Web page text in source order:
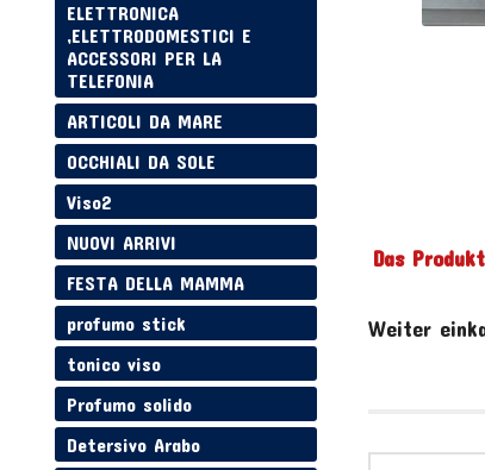
Das
Weiter
ELETTRONICA
,ELETTRODOMESTICI E
ACCESSORI PER LA
TELEFONIA
ARTICOLI DA MARE
OCCHIALI DA SOLE
Viso2
NUOVI ARRIVI
FESTA DELLA MAMMA
profumo stick
tonico viso
Profumo solido
Detersivo Arabo